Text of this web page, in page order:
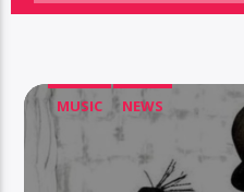
MUSIC NEWS